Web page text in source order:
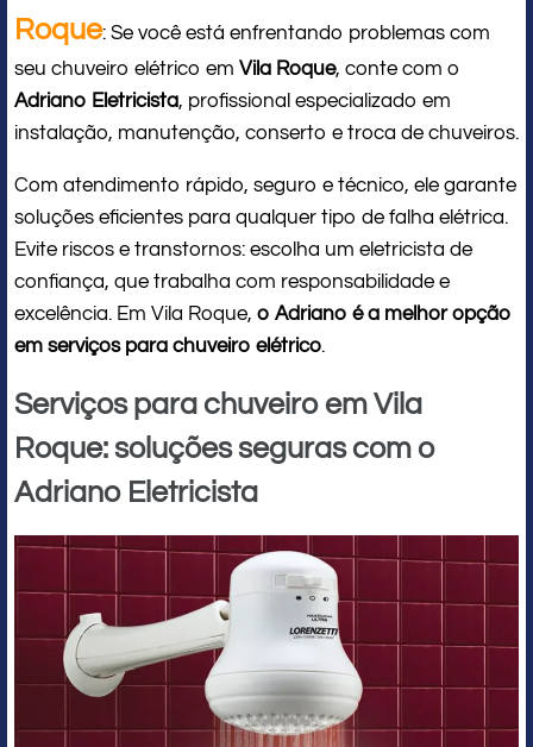
Roque: Se você está enfrentando problemas com
seu chuveiro elétrico em Vila Roque, conte com o
Adriano Eletricista, profissional especializado em
instalação, manutenção, conserto e troca de chuveiros.
Com atendimento rápido, seguro e técnico, ele garante
soluções eficientes para qualquer tipo de falha elétrica.
Evite riscos e transtornos: escolha um eletricista de
confiança, que trabalha com responsabilidade e
excelência. Em Vila Roque, o Adriano é a melhor opção
em serviços para chuveiro elétrico.
Serviços para chuveiro em Vila
Roque: soluções seguras com o
Adriano Eletricista